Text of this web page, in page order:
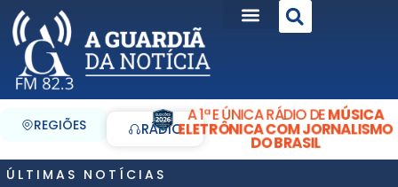
REGIÕES RÁDIO
A 1ª E ÚNICA RÁDIO DEMÚSICA
ELETRÔNICA COM JORNALISMO
DO BRASIL
ÚLTIMAS NOTÍCIAS